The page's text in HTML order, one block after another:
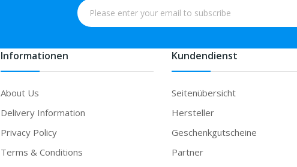
Informationen
About Us
Delivery Information
Privacy Policy
Terms & Conditions
Kundendienst
Seitenübersicht
Hersteller
Geschenkgutscheine
Partner